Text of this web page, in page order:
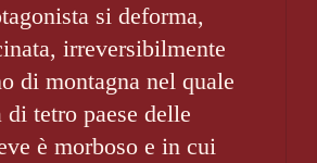
si deforma,
irreversibilmente
di montagna nel quale
tetro paese delle
è morboso e in cui